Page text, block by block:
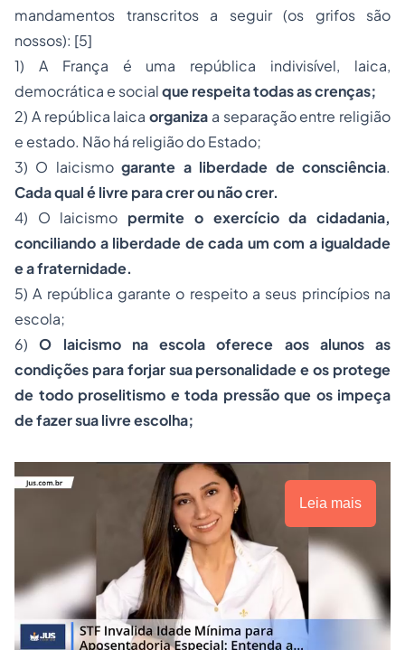
mandamentos transcritos a seguir (os grifos são
nossos): [5]
1) A França é uma república indivisível, laica,
democrática e socialque respeita todas as crenças;
2) A república laica organiza a separação entre religião
e estado. Não há religião do Estado;
3) O laicismogarante a liberdade de consciência.
Cada qual é livre para crer ou não crer.
4) O laicismo permite o exercício da cidadania,
conciliando a liberdade de cada um com a igualdade
e a fraternidade.
5) A república garante o respeito a seus princípios na
escola;
6)O laicismo na escola oferece aos alunos as
condições para forjar sua personalidade e os protege
de todo proselitismo e toda pressão que os impeça
de fazer sua livre escolha;
Leia mais